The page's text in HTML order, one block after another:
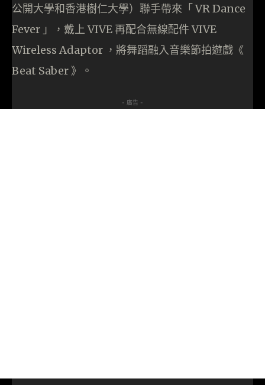
公開大學和香港樹仁大學）聯手帶來「 VR Dance
Fever 」，戴上 VIVE 再配合無線配件 VIVE
Wireless Adaptor ，將舞蹈融入音樂節拍遊戲《
Beat Saber 》。
- 廣告 -